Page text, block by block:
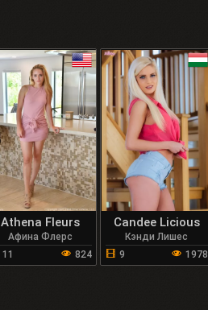
Athena Fleurs
Афина Флерс
11
824
Candee Licious
Кэнди Лишес
9
1978